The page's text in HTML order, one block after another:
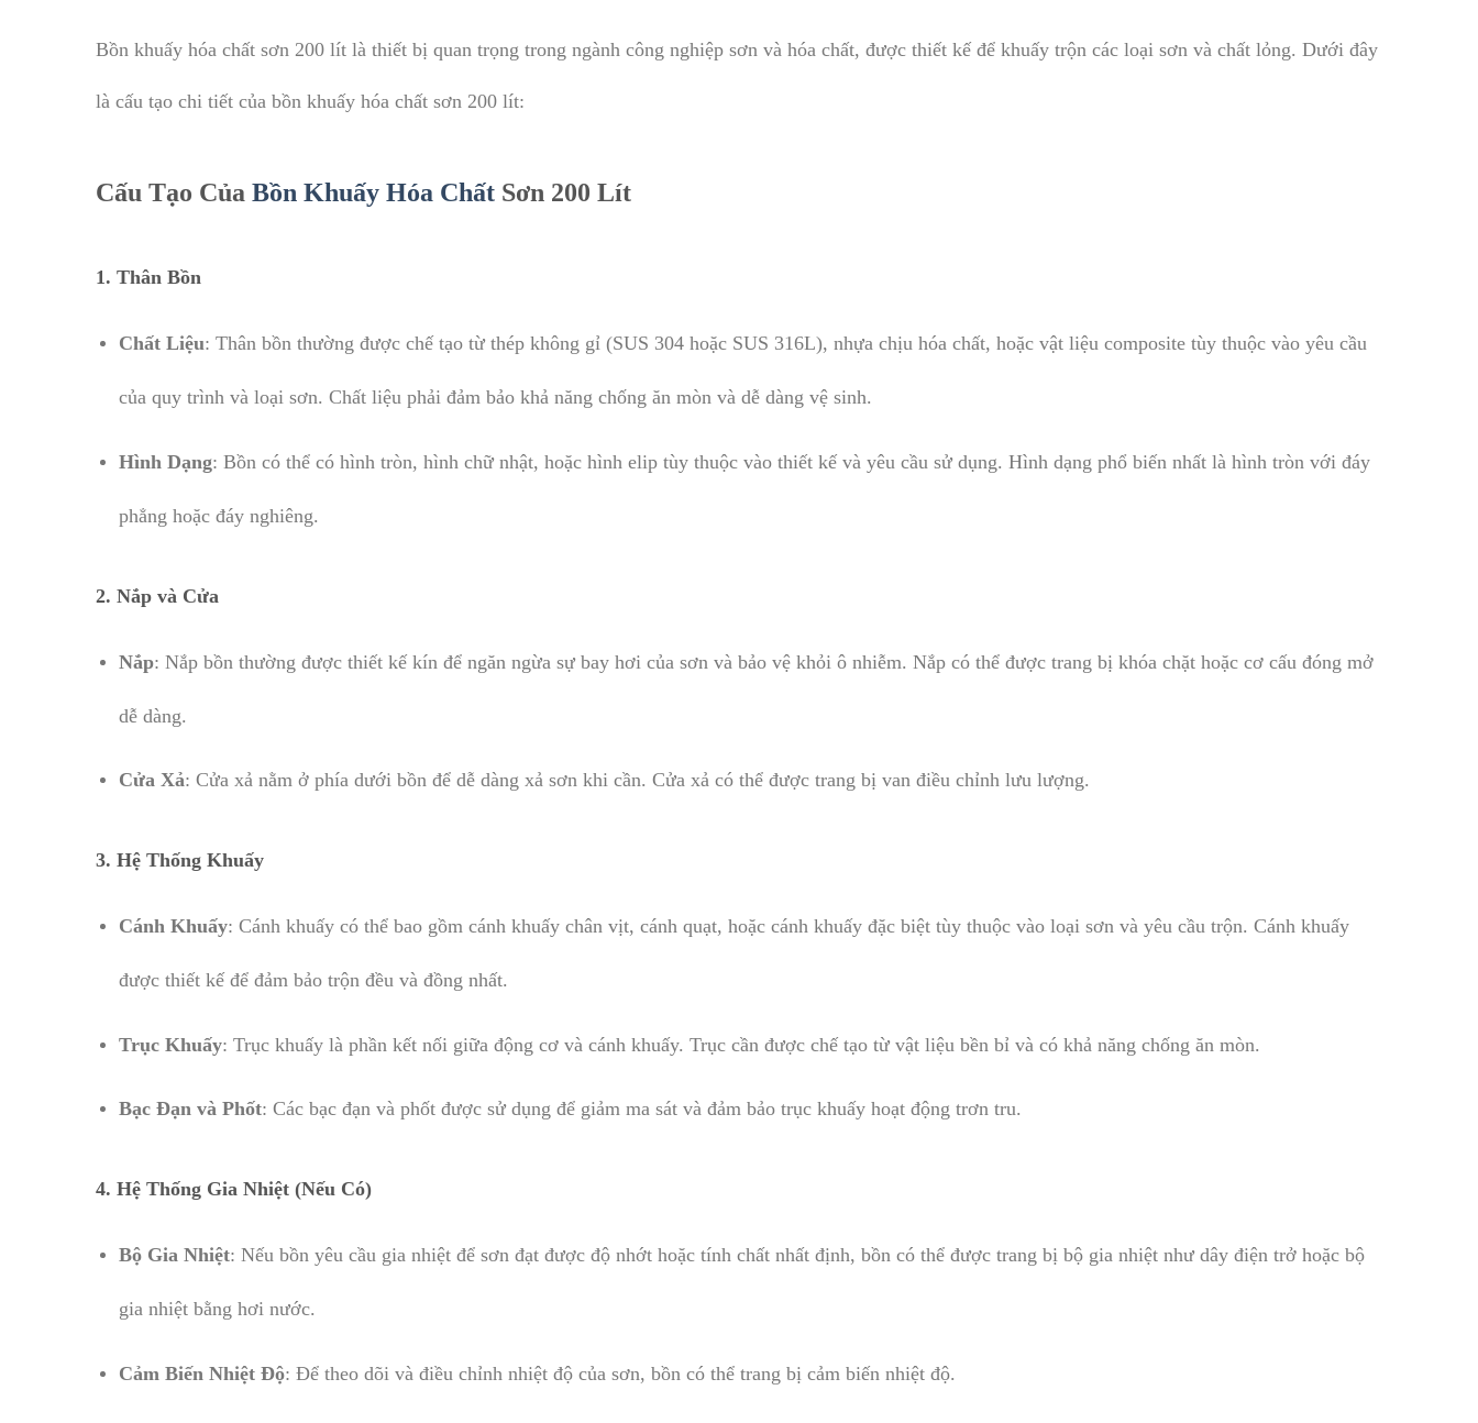
Bồn khuấy hóa chất sơn 200 lít là thiết bị quan trọng trong ngành công nghiệp sơn và hóa chất, được thiết kế để khuấy trộn các loại sơn và chất lỏng. Dưới đây
là cấu tạo chi tiết của bồn khuấy hóa chất sơn 200 lít:
Cấu Tạo Của Bồn Khuấy Hóa Chất Sơn 200 Lít
1. Thân Bồn
Chất Liệu: Thân bồn thường được chế tạo từ thép không gỉ (SUS 304 hoặc SUS 316L), nhựa chịu hóa chất, hoặc vật liệu composite tùy thuộc vào yêu cầu
của quy trình và loại sơn. Chất liệu phải đảm bảo khả năng chống ăn mòn và dễ dàng vệ sinh.
Hình Dạng: Bồn có thể có hình tròn, hình chữ nhật, hoặc hình elip tùy thuộc vào thiết kế và yêu cầu sử dụng. Hình dạng phổ biến nhất là hình tròn với đáy
phẳng hoặc đáy nghiêng.
2. Nắp và Cửa
Nắp: Nắp bồn thường được thiết kế kín để ngăn ngừa sự bay hơi của sơn và bảo vệ khỏi ô nhiễm. Nắp có thể được trang bị khóa chặt hoặc cơ cấu đóng mở
dễ dàng.
Cửa Xả: Cửa xả nằm ở phía dưới bồn để dễ dàng xả sơn khi cần. Cửa xả có thể được trang bị van điều chỉnh lưu lượng.
3. Hệ Thống Khuấy
Cánh Khuấy: Cánh khuấy có thể bao gồm cánh khuấy chân vịt, cánh quạt, hoặc cánh khuấy đặc biệt tùy thuộc vào loại sơn và yêu cầu trộn. Cánh khuấy
được thiết kế để đảm bảo trộn đều và đồng nhất.
Trục Khuấy: Trục khuấy là phần kết nối giữa động cơ và cánh khuấy. Trục cần được chế tạo từ vật liệu bền bỉ và có khả năng chống ăn mòn.
Bạc Đạn và Phốt: Các bạc đạn và phốt được sử dụng để giảm ma sát và đảm bảo trục khuấy hoạt động trơn tru.
4. Hệ Thống Gia Nhiệt (Nếu Có)
Bộ Gia Nhiệt: Nếu bồn yêu cầu gia nhiệt để sơn đạt được độ nhớt hoặc tính chất nhất định, bồn có thể được trang bị bộ gia nhiệt như dây điện trở hoặc bộ
gia nhiệt bằng hơi nước.
Cảm Biến Nhiệt Độ: Để theo dõi và điều chỉnh nhiệt độ của sơn, bồn có thể trang bị cảm biến nhiệt độ.